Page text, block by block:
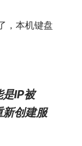
，本机键盘
IP被
创建服